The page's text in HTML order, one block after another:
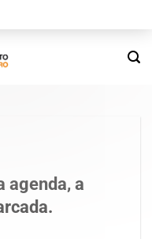
agenda, a